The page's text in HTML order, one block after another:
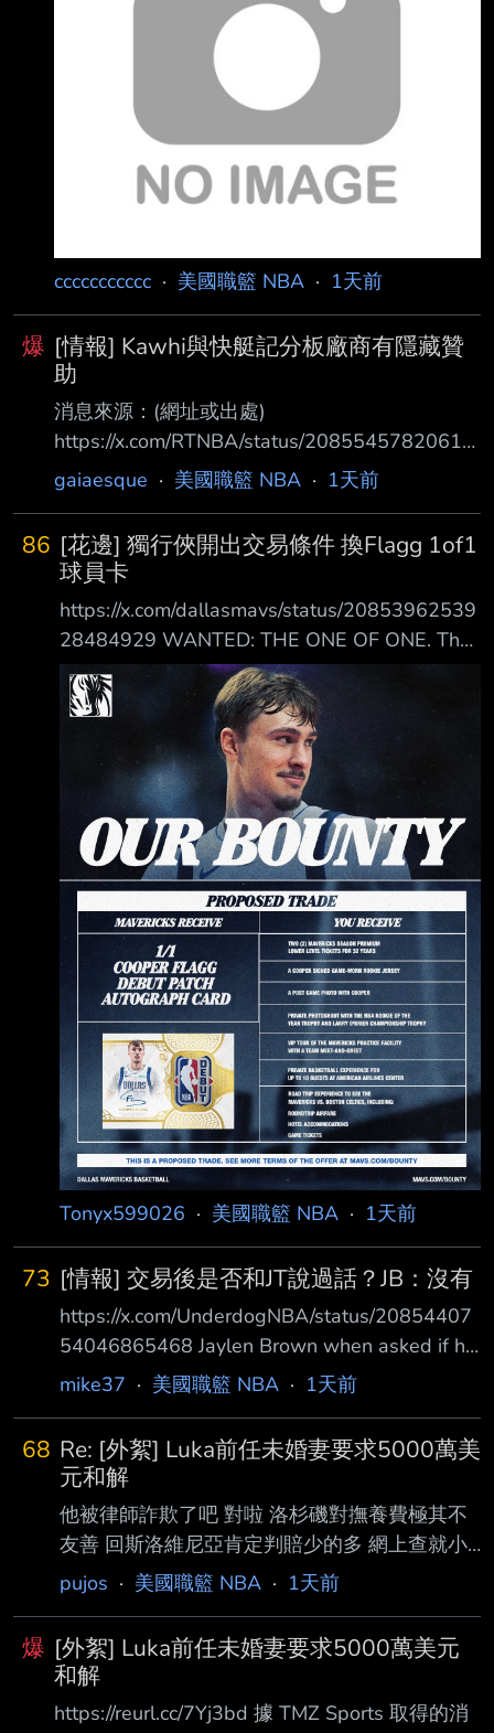
basketball, then its the wrong
ccccccccccc · 美國職籃 NBA · 1天前
爆 [情報] Kawhi與快艇記分板廠商有隱藏贊
助
消息來源：(網址或出處)
https://x.com/RTNBA/status/20855457820615
23319 內容： Kawhi Leonard reportedly had a
with the Clippers scoreboard-maker, per
@PabloTorre 據 @PabloTorre 報導，Kawhi
Leonard 據說與快船隊計分板製造商有一項隱藏
的、價值 數百萬美元的「贊
gaiaesque · 美國職籃 NBA · 1天前
86 [花邊] 獨行俠開出交易條件 換Flagg 1of1
球員卡
https://x.com/dallasmavs/status/20853962539
28484929 WANTED: THE ONE OF ONE. The
Cooper Flagg Rookie Debut Patch Autograph
Card is officially out there. If you have it, we
want it. Claim the bounty. Good luck! #MFFL 懸
賞： Cooper Flagg新秀補丁親簽卡仍逍遙在外
如果你擁有它，我們想要
Tonyx599026 · 美國職籃 NBA · 1天前
73 [情報] 交易後是否和JT說過話？JB：沒有
https://x.com/UnderdogNBA/status/20854407
54046865468 Jaylen Brown when asked if he
has talked to Jayson Tatum since being traded
問到被交易到費城後是否與 Jayson Tatum 談過
話時回答： 「沒有。」 自從交易到現在也一個
月以上了，連通電話都沒有嗎？ -- 既然大家都
說是沒有，那我
mike37 · 美國職籃 NBA · 1天前
68 Re: [外絮] Luka前任未婚妻要求5000萬美
元和解
他被律師詐欺了吧 對啦 洛杉磯對撫養費極其不
友善 回斯洛維尼亞肯定判賠少的多 網上查就小
孩生活需求 再往上加一點符合父母階級 一個月
雙方有同居行為 分手時共同財產分割 完全比照
有婚姻關係伴侶 雙方分割同居期間累積財富 依
D77在NBA簽的合約 她可以分的錢 可比洛杉磯
扶養費高多了 在洛杉磯打扶養費 頂到天了不起
pujos · 美國職籃 NBA · 1天前
爆 [外絮] Luka前任未婚妻要求5000萬美元
和解
https://reurl.cc/7Yj3bd 據 TMZ Sports 取得的消